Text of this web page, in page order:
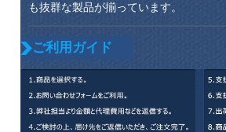
も抜群な製品が揃っています。
ご利用ガイド